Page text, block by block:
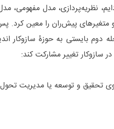
نظریه‌پردازی، مدل مفهومی،
متغیرهای پیش‌ران را معین کرد.
دوم بایستی به حوزۀ سازوکار
سازوکار تغییر مشارکت کند: